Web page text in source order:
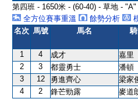
第四班 - 1650米 - (60-40) - 草地 -
全方位賽事重溫
餘勢分析
名次 馬號 馬名
1 4 成才 嘉里
2
3 都靈勇士 潘頓
3
12 勇進齊心 梁家
4
2 鋒芒勁露 麥道